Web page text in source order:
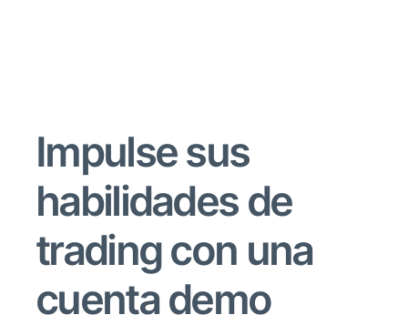
Impulse sus
habilidades de
trading con una
cuenta demo